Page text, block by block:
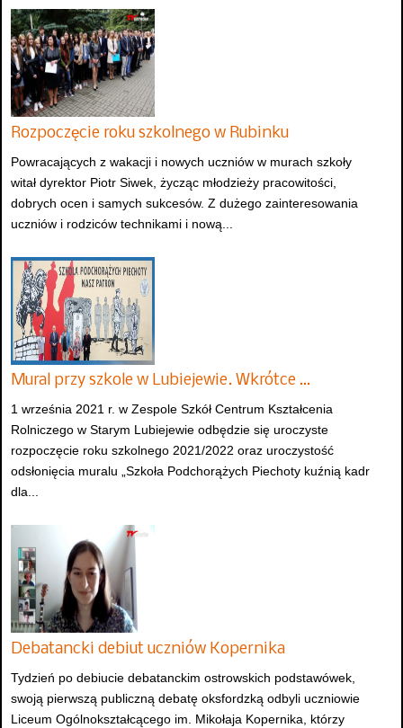
Rozpoczęcie roku szkolnego w Rubinku
Powracających z wakacji i nowych uczniów w murach szkoły
witał dyrektor Piotr Siwek, życząc młodzieży pracowitości,
dobrych ocen i samych sukcesów. Z dużego zainteresowania
uczniów i rodziców technikami i nową...
Mural przy szkole w Lubiejewie. Wkrótce …
1 września 2021 r. w Zespole Szkół Centrum Kształcenia
Rolniczego w Starym Lubiejewie odbędzie się uroczyste
rozpoczęcie roku szkolnego 2021/2022 oraz uroczystość
odsłonięcia muralu „Szkoła Podchorążych Piechoty kuźnią kadr
dla...
Debatancki debiut uczniów Kopernika
Tydzień po debiucie debatanckim ostrowskich podstawówek,
swoją pierwszą publiczną debatę oksfordzką odbyli uczniowie
Liceum Ogólnokształcącego im. Mikołaja Kopernika, którzy